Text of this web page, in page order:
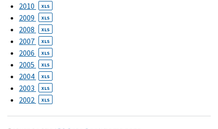
2010 XLS
2009 XLS
2008 XLS
2007 XLS
2006 XLS
2005 XLS
2004 XLS
2003 XLS
2002 XLS